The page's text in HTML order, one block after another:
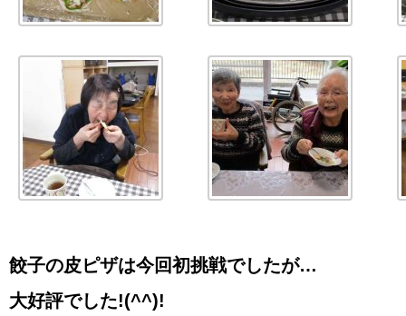
餃子の皮ピザは今回初挑戦でしたが…
大好評でした!(^^)!